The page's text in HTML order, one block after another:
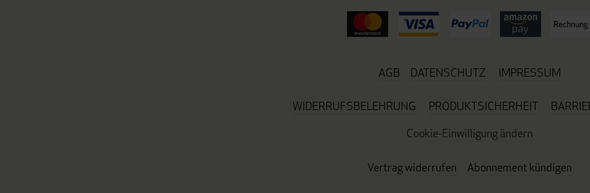
AGB DATENSCHUTZ IMPRESSUM
WIDERRUFSBELEHRUNG PRODUKTSICHERHEIT
Cookie-Einwilligung ändern
Vertrag widerrufen Abonnement kündigen